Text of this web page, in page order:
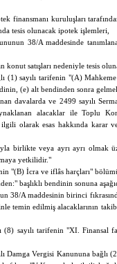
finansmanı kuruluşları
tesis olunacak ipotek işlemleri,
38/A maddesinde
konut satışları nedeniyle tesis
(1) sayılı tarifenin "(A)
(e) alt bendinden sonra
davalarda ve 2499 sayılı
alacaklar ile Toplu
olarak esas hakkında karar
birlikte veya ayrıayrı olmak
yetkilidir."
"(B) İcra ve iflâs harçları"
başlıklı bendinin sonuna
38/A maddesinin birinci
temin edilmiş alacaklarının
(8) sayılı tarifenin "XI.Finansal
Damga Vergisi Kanununa bağlı